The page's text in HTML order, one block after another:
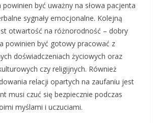
być uważny na słowa pacjenta
sygnały emocjonalne. Kolejną
otwartość na różnorodność – dobry
powinien być gotowy pracować z
doświadczeniach życiowych oraz
czy religijnych. Również
relacji opartych na zaufaniu jest
musi czuć się bezpiecznie podczas
myślami i uczuciami.